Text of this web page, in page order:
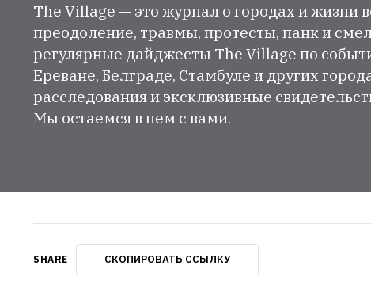
The Village — это журнал о городах и жизни
преодоление, травмы, протесты, панк и
регулярные дайджесты The Village по
Ереване, Белграде, Стамбуле и других
расследования и эксклюзивные
Мы остаемся в нем с вами.
SHARE СКОПИРОВАТЬ ССЫЛКУ